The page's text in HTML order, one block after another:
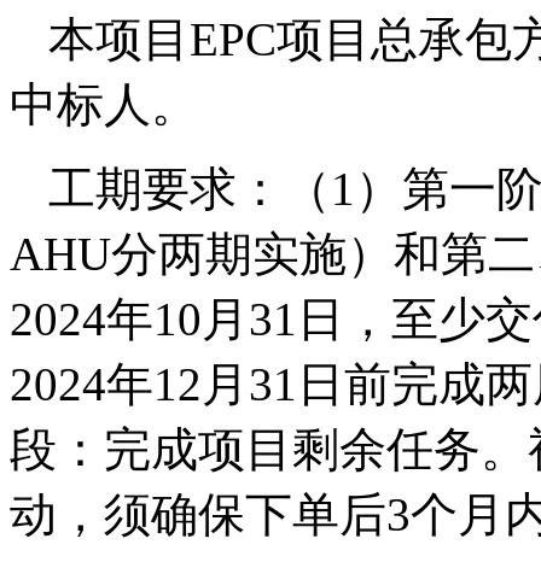
本项目EPC项目总承包
中标人。
工期要求：（1）第一
AHU分两期实施）和第
2024年10月31日，至少
2024年12月31日前完成
段：完成项目剩余任务
动，须确保下单后3个月